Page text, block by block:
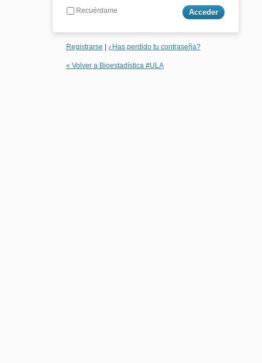
Recuérdame
Registrarse | ¿Has perdido tu contraseña?
« Volver a Bioestadística #ULA